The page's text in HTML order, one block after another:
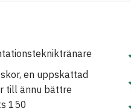
en uppskattad
till ännu bättre
150